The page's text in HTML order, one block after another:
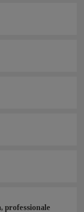
professionale